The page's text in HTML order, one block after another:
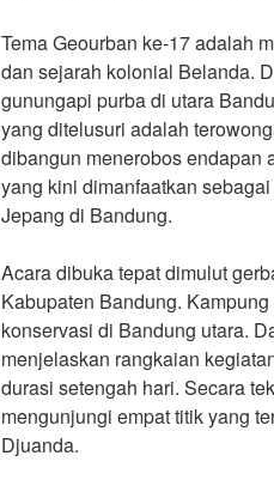
Tema Geourban ke-17 adalah
dan sejarah kolonial Belanda.
gunungapi purba di utara
yang ditelusuri adalah
dibangun menerobos endapan
yang kini dimanfaatkan
Jepang di Bandung.
Acara dibuka tepat dimulut
Kabupaten Bandung.
konservasi di Bandung utara.
menjelaskan rangkaian
durasi setengah hari. Secara
mengunjungi empat titik yang
Djuanda.